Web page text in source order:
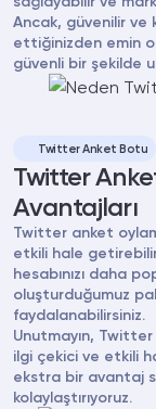
Ancak, güvenilir ve
ettiğinizden emin
güvenli bir şekilde
Twitter Anket Botu
Twitter
Avantajları
Twitter anket
etkili hale
hesabınızı daha
oluşturduğumuz
faydalanabilirsiniz.
Unutmayın,
ilgi çekici ve etkili
ekstra bir avantaj
kolaylaştırıyoruz.